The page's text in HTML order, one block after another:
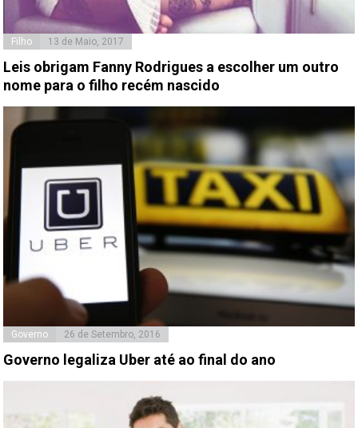
Filho 13 de Maio, 2017
Leis obrigam Fanny Rodrigues a escolher um outro
nome para o filho recém nascido
Governo 26 de Setembro, 2016
Governo legaliza Uber até ao final do ano